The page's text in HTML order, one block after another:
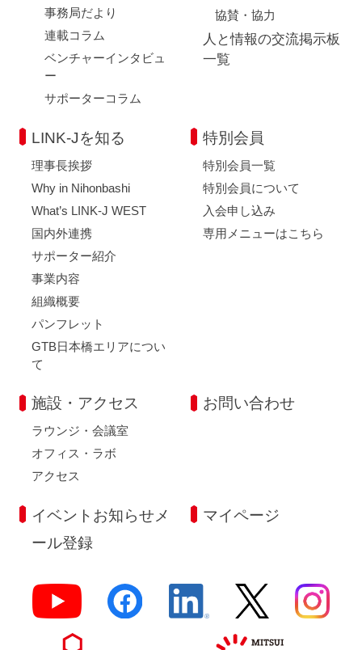
事務局だより
連載コラム
ベンチャーインタビュ
ー
サポーターコラム
協賛・協力
人と情報の交流掲示板
一覧
LINK-Jを知る
理事長挨拶
Why in Nihonbashi
What’s LINK-J WEST
国内外連携
サポーター紹介
事業内容
組織概要
パンフレット
GTB日本橋エリアについ
て
特別会員
特別会員一覧
特別会員について
入会申し込み
専用メニューはこちら
施設・アクセス
ラウンジ・会議室
オフィス・ラボ
アクセス
お問い合わせ
イベントお知らせメ
ール登録
マイページ